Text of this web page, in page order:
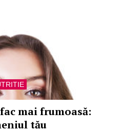
mai frumoasă:
tău